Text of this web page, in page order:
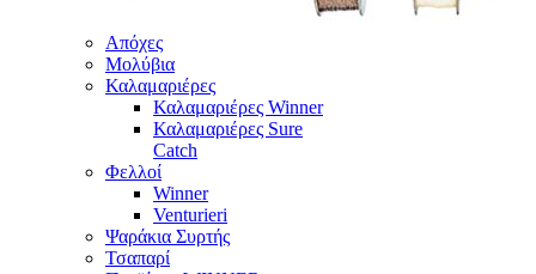
Απόχες
Μολύβια
Καλαμαριέρες
Καλαμαριέρες Winner
Καλαμαριέρες Sure
Catch
Φελλοί
Winner
Venturieri
Ψαράκια Συρτής
Τσαπαρί